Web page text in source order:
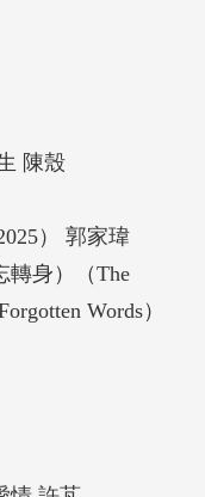
陳殼
） 郭家瑋
身）（The
Words）